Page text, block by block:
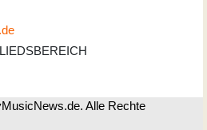
Alle Rechte